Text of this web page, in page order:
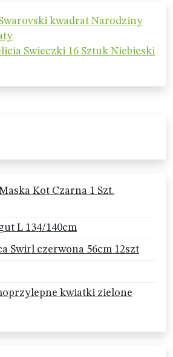
kwadrat Narodziny
Swieczki 16 Sztuk Niebieski
Kot Czarna 1 Szt.
L 134/140cm
Swirl czerwona 56cm 12szt
kwiatki zielone